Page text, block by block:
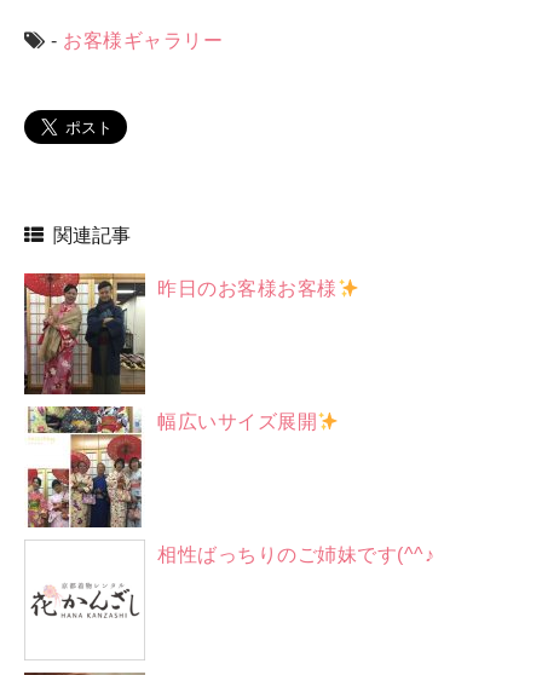
- お客様ギャラリー
関連記事
昨日のお客様お客様
幅広いサイズ展開
相性ばっちりのご姉妹です(^^♪